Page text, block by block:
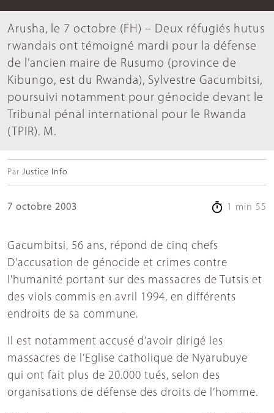
Arusha, le 7 octobre (FH) – Deux réfugiés hutus
rwandais ont témoigné mardi pour la défense
de l’ancien maire de Rusumo (province de
Kibungo, est du Rwanda), Sylvestre Gacumbitsi,
poursuivi notamment pour génocide devant le
Tribunal pénal international pour le Rwanda
(TPIR). M.
Par Justice Info
7 octobre 2003 1 min 55
Gacumbitsi, 56 ans, répond de cinq chefs
D'accusation de génocide et crimes contre
l'humanité portant sur des massacres de Tutsis et
des viols commis en avril 1994, en différents
endroits de sa commune.
Il est notamment accusé d’avoir dirigé les
massacres de l’Eglise catholique de Nyarubuye
qui ont fait plus de 20.000 tués, selon des
organisations de défense des droits de l’homme.